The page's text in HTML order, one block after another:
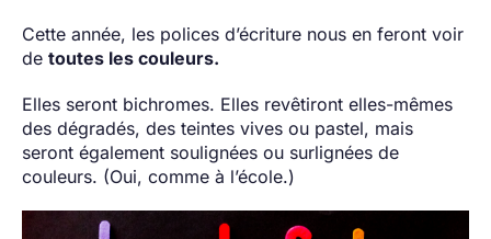
Cette année, les polices d’écriture nous en feront voir
de toutes les couleurs.
Elles seront bichromes. Elles revêtiront elles-mêmes
des dégradés, des teintes vives ou pastel, mais
seront également soulignées ou surlignées de
couleurs. (Oui, comme à l’école.)